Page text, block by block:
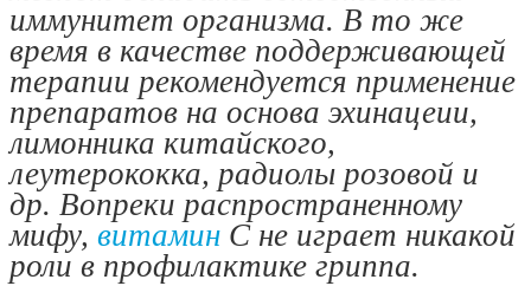
иммунитет организма. В то же
время в качестве поддерживающей
терапии рекомендуется применение
препаратов на основа эхинацеии,
лимонника китайского,
леутерококка, радиолы розовой и
др. Вопреки распространенному
мифу, витамин С не играет никакой
роли в профилактике гриппа.